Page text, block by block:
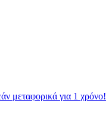
μεταφορικά για 1 χρόνο!